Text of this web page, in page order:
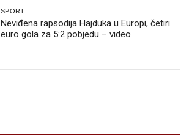
SPORT
Neviđena rapsodija Hajduka u Europi, četiri
euro gola za 5:2 pobjedu – video